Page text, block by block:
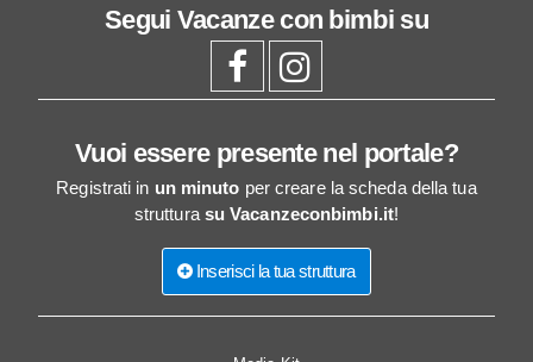
Segui Vacanze con bimbi su
Vuoi essere presente nel portale?
Registrati in un minuto per creare la scheda della tua
struttura su Vacanzeconbimbi.it!
Inserisci la tua struttura